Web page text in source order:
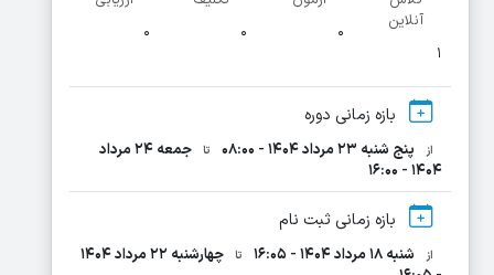
آنلاین
۱
۰
۰
۰
بازه زمانی دوره
از پنج شنبه ۲۳ مرداد ۱۴۰۴ - ۰۸:۰۰ تا
جمعه ۲۴ مرداد
۱۴۰۴ - ۱۶:۰۰
بازه زمانی ثبت نام
از شنبه ۱۸ مرداد ۱۴۰۴ - ۱۶:۰۵ تا
چهارشنبه ۲۲ مرداد ۱۴۰۴